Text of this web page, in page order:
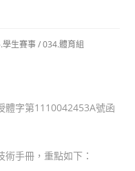
學生賽事 / 034.體育組
體字第1110042453A號函
手冊，重點如下：